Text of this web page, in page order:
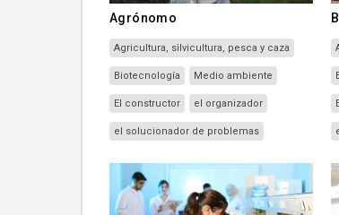
Agrónomo
Agricultura, silvicultura, pesca y caza
Biotecnología Medio ambiente
El constructor el organizador
el solucionador de problemas